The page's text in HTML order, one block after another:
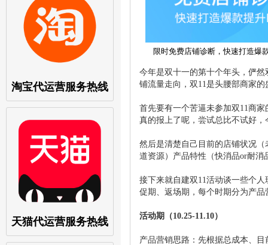
淘宝代运营服务热线
天猫代运营服务热线
限时免费店铺诊断，快速打造爆
今年是双十一的第十个年头，俨
铺流量走向，双11是头腰部商家
首先要有一个苦逼未参加双11商
真的报上了呢，尝试总比不试好
然后是清楚自己目前的店铺状况
道资源）产品特性（快消品or耐消
接下来就自建双11活动谈一些个
促期、返场期，每个时期分为产
活动期（10.25-11.10）
产品营销思路：先根据总成本、